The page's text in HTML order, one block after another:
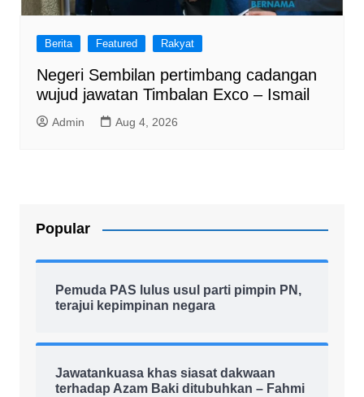
Berita Featured Rakyat
Negeri Sembilan pertimbang cadangan
wujud jawatan Timbalan Exco – Ismail
Admin Aug 4, 2026
Popular
Pemuda PAS lulus usul parti pimpin PN,
terajui kepimpinan negara
Jawatankuasa khas siasat dakwaan
terhadap Azam Baki ditubuhkan – Fahmi